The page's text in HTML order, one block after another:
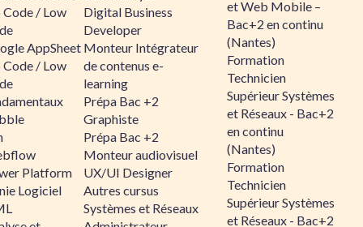
/ Low
AppSheet
/ Low
Platform
Logiciel
Digital Business
Developer
Monteur Intégrateur
de contenus e-
learning
Prépa Bac +2
Graphiste
Prépa Bac +2
Monteur audiovisuel
UX/UI Designer
Autres cursus
Systèmes et Réseaux
et Web Mobile –
Bac+2 en continu
(Nantes)
Formation
Technicien
Supérieur Systèmes
et Réseaux - Bac+2
en continu
(Nantes)
Formation
Technicien
Supérieur Systèmes
et Réseaux - Bac+2